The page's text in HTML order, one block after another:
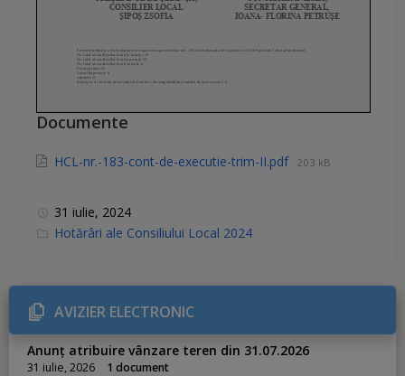
Documente
HCL-nr.-183-cont-de-executie-trim-II.pdf 203 kB
31 iulie, 2024
C
r
i
e
s
Hotărâri ale Consiliului Local 2024
AVIZIER ELECTRONIC
Anunț atribuire vânzare teren din 31.07.2026
31 iulie, 2026 1 document